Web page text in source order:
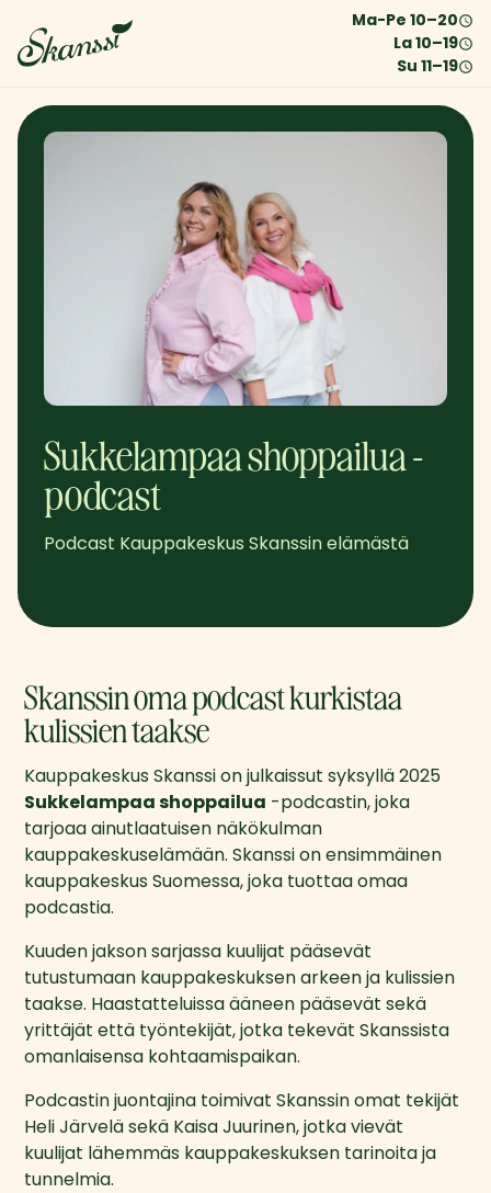
Ma-Pe 10–20
La10–19
Su 11–19
Sukkelampaa shoppailua -
podcast
Podcast Kauppakeskus Skanssin elämästä
Skanssin oma podcast kurkistaa
kulissien taakse
Sukkelampaa shoppailua -podcastin, joka
tarjoaa ainutlaatuisen näkökulman
kauppakeskuselämään. Skanssi on ensimmäinen
kauppakeskus Suomessa, joka tuottaa omaa
podcastia.
Kuuden jakson sarjassa kuulijat pääsevät
tutustumaan kauppakeskuksen arkeen ja kulissien
taakse. Haastatteluissa ääneen pääsevät sekä
yrittäjät että työntekijät, jotka tekevät Skanssista
omanlaisensa kohtaamispaikan.
Podcastin juontajina toimivat Skanssin omat tekijät
Heli Järvelä sekä Kaisa Juurinen, jotka vievät
kuulijat lähemmäs kauppakeskuksen tarinoita ja
tunnelmia.